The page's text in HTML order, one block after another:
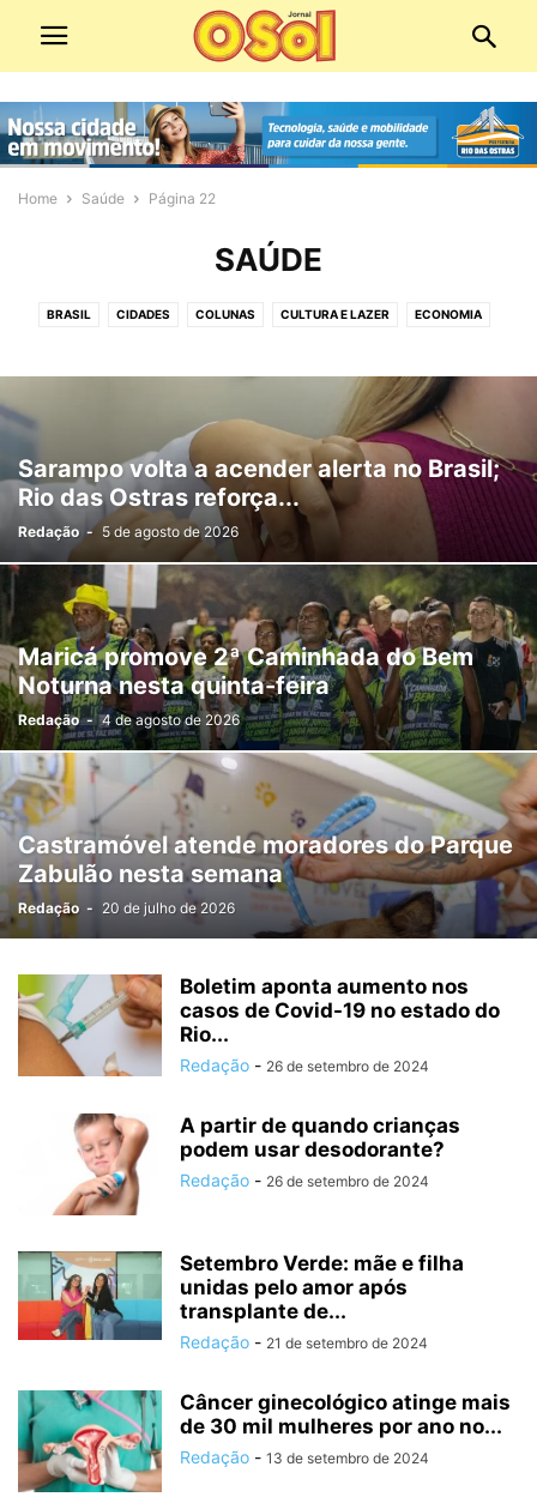
Home Saúde Página 22
SAÚDE
BRASIL CIDADES COLUNAS CULTURA E LAZER ECONOMIA
MEIO AMBIENTE
PANORAMA POLÍTICO PATROCINADO
POLÍTICA SERVIÇOS PÚBLICOS SOCIAL
TECNOLOGIA VÍDEO
Sarampo volta a acender alerta no Brasil;
Rio das Ostras reforça...
Redação - 5 de agosto de 2026
Maricá promove 2ª Caminhada do Bem
Noturna nesta quinta-feira
Redação - 4 de agosto de 2026
Castramóvel atende moradores do Parque
Zabulão nesta semana
Redação - 20 de julho de 2026
Boletim aponta aumento nos
casos de Covid-19 no estado do
Rio...
Redação - 26 de setembro de 2024
A partir de quando crianças
podem usar desodorante?
Redação - 26 de setembro de 2024
Setembro Verde: mãe e filha
unidas pelo amor após
transplante de...
Redação - 21 de setembro de 2024
Câncer ginecológico atinge mais
de 30 mil mulheres por ano no...
Redação - 13 de setembro de 2024